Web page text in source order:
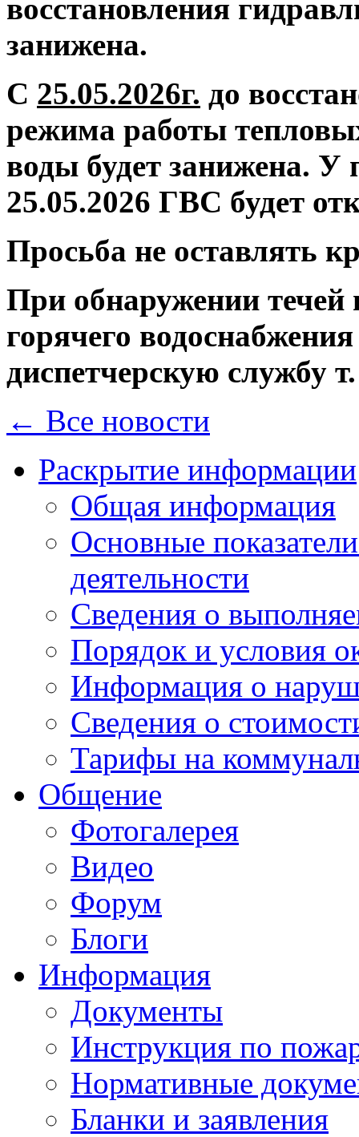
восстановления
занижена.
С 25.05.2026г. до
режима работы
воды будет занижена. У
25.05.2026 ГВС будет
Просьба не оставлять
При обнаружении течей
горячего
диспетчерскую службу
← Все новости
Раскрытие информации
Общая информация
Основные
деятельности
Сведения о
Порядок и условия
Информация о
Сведения о
Тарифы на
Общение
Фотогалерея
Видео
Форум
Блоги
Информация
Документы
Инструкция по
Нормативные
Бланки и заявления